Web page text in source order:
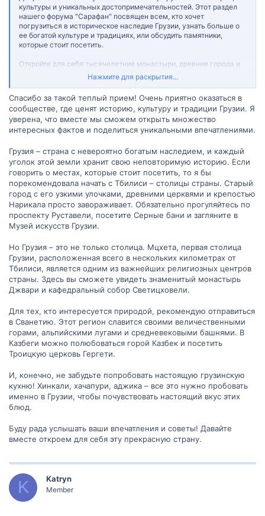
культуры и уникальных достопримечательностей. Этот раздел
нашего форума "Сарафан" посвящен всем, кто хочет
погрузиться в историческое наследие Грузии, узнать больше о
ее богатой культуре и традициях, или обсудить памятники,
которые стоит посетить.
Откройте для себя тысячелетние монастыри, древние города и
удивительные естественные пейзажи. Обменивайтесь советами
о музеях, которые стоит посетить, и праздниках, которые
музыке, танцах и грузинской кухне.
В этом разделе вы можете задавать вопросы, делиться своими
знаниями и переживаниями, а также находить
раскрыть всю глубину и богатство грузинской культуры и
истории.
Нажмите для раскрытия...
Спасибо за такой теплый прием! Очень приятно оказаться в
сообществе, где ценят историю, культуру и традиции Грузии. Я
уверена, что вместе мы сможем открыть множество
интересных фактов и поделиться уникальными впечатлениями.
Грузия – страна с невероятно богатым наследием, и каждый
уголок этой земли хранит свою неповторимую историю. Если
говорить о местах, которые стоит посетить, то я бы
порекомендовала начать с Тбилиси – столицы страны. Старый
город с его узкими улочками, древними церквями и крепостью
Нарикала просто завораживает. Обязательно прогуляйтесь по
проспекту Руставели, посетите Серные бани и загляните в
Музей искусств Грузии.
Но Грузия – это не только столица. Мцхета, первая столица
Грузии, расположенная всего в нескольких километрах от
Тбилиси, является одним из важнейших религиозных центров
страны. Здесь вы сможете увидеть знаменитый монастырь
Джвари и кафедральный собор Светицховели.
Для тех, кто интересуется природой, рекомендую отправиться
в Сванетию. Этот регион славится своими величественными
горами, альпийскими лугами и средневековыми башнями. В
Казбеги можно полюбоваться горой Казбек и посетить
Троицкую церковь Гергети.
И, конечно, не забудьте попробовать настоящую грузинскую
кухню! Хинкали, хачапури, аджика – все это нужно пробовать
именно в Грузии, чтобы почувствовать настоящий вкус этих
блюд.
Буду рада услышать ваши впечатления и советы! Давайте
вместе откроем для себя эту прекрасную страну.
K Katryn
Member